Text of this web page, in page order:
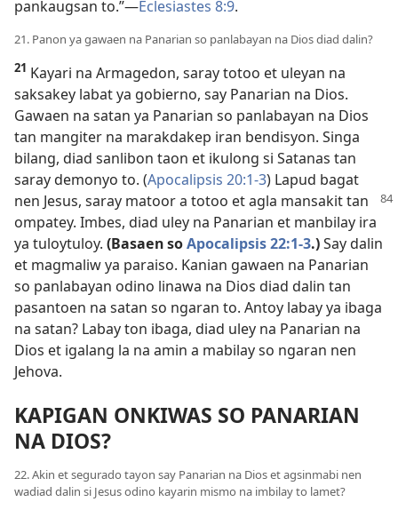
pankaugsan to.”​—Eclesiastes 8:9.
21. Panon ya gawaen na Panarian so panlabayan na Dios diad dalin?
21 Kayari na Armagedon, saray totoo et uleyan na
saksakey labat ya gobierno, say Panarian na Dios.
Gawaen na satan ya Panarian so panlabayan na Dios
tan mangiter na marakdakep iran bendisyon. Singa
bilang, diad sanlibon taon et ikulong si Satanas tan
saray demonyo to. (Apocalipsis 20:1-3) Lapud bagat
nen Jesus, saray matoora totoo et agla mansakit tan
ompatey. Imbes, diad uley na Panarian et manbilay ira
ya tuloytuloy. (Basaen soApocalipsis 22:1-3.)Say dalin
et magmaliw ya paraiso. Kanian gawaen na Panarian
so panlabayan odino linawa na Dios diad dalin tan
pasantoen na satan so ngaran to. Antoy labay ya ibaga
na satan? Labay ton ibaga, diad uley na Panarian na
Dios et igalang la na amin a mabilay so ngaran nen
Jehova.
KAPIGAN ONKIWAS SO PANARIAN
NA DIOS?
22. Akin et segurado tayon say Panarian na Dios et agsinmabi nen
wadiad dalin si Jesus odino kayarin mismo na imbilay to lamet?